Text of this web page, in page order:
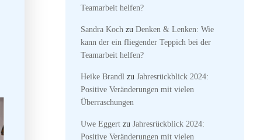
Teamarbeit helfen?
Sandra Koch zu Denken & Lenken: Wie
kann der ein fliegender Teppich bei der
Teamarbeit helfen?
Heike Brandl zu Jahresrückblick 2024:
Positive Veränderungen mit vielen
Überraschungen
Uwe Eggert zu Jahresrückblick 2024:
Positive Veränderungen mit vielen